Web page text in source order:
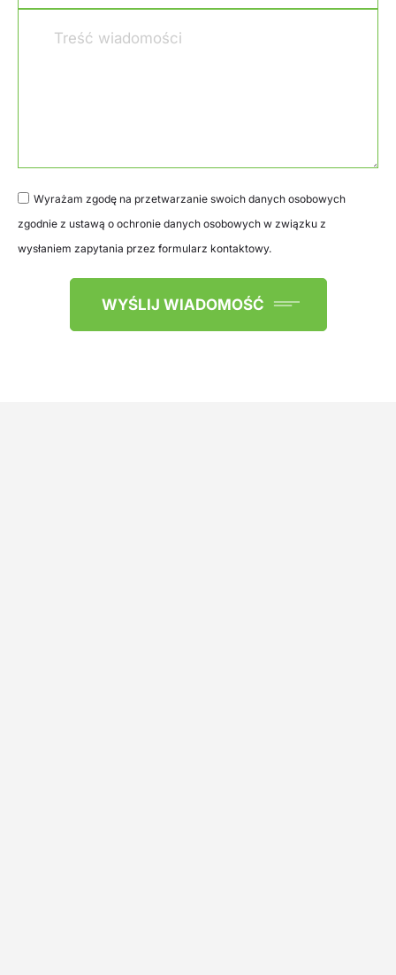
Wyrażam zgodę na przetwarzanie swoich danych osobowych
zgodnie z ustawą o ochronie danych osobowych w związku z
wysłaniem zapytania przez formularz kontaktowy.
WYŚLIJ WIADOMOŚĆ